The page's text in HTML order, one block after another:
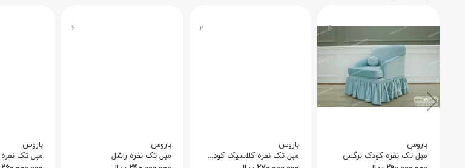
این مبل برای انواع فضاها، از گوشه‌های دنج مطالعه تا سالن‌های مجلل پذیرایی، ایده‌آل است.
مناسب است، در حالی که سبک پیچیده‌اش به خانه‌های بزرگتر جلوه خاصی می‌بخشد. ترکیب رنگی سفید و
راحتی با سلیقه شما تطبیق می‌یابد. برخلاف مبل‌های بخش‌بندی بزرگ، فرمت تک‌نفره آن امکان چیدمان
بوتیک هتل‌ها را بهبود می‌بخشد، که آن را به انتخابی متنوع تبدیل می‌کند.
۴
باروس
مبل تک نفره کودک نرگس
۲
باروس
مبل تک نفره کلاسیک کودک مدل مارینا
۶
باروس
مبل تک نفره راشل
باروس